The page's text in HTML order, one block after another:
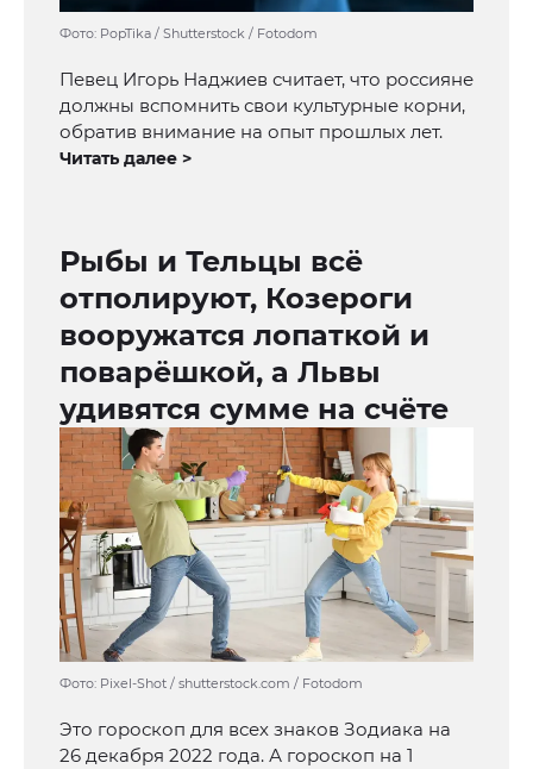
Фото: PopTika / Shutterstock / Fotodom
Певец Игорь Наджиев считает, что россияне
должны вспомнить свои культурные корни,
обратив внимание на опыт прошлых лет.
Читать далее >
Рыбы и Тельцы всё
отполируют, Козероги
вооружатся лопаткой и
поварёшкой, а Львы
удивятся сумме на счёте
Фото: Pixel-Shot / shutterstock.com / Fotodom
Это гороскоп для всех знаков Зодиака на
26 декабря 2022 года. А гороскоп на 1